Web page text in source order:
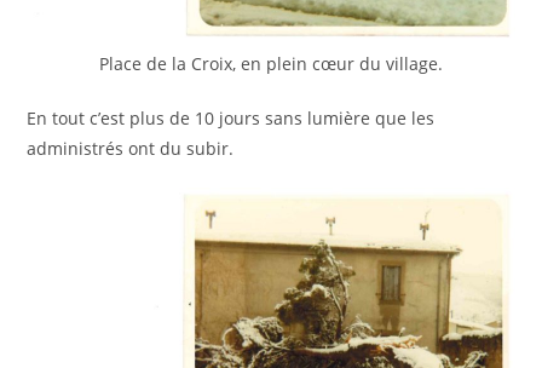
Place de la Croix, en plein cœur du village.
En tout c’est plus de 10 jours sans lumière que les
administrés ont du subir.